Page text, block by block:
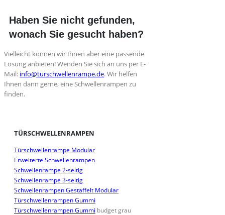
Haben Sie nicht gefunden,
wonach Sie gesucht haben?
Vielleicht können wir Ihnen aber eine passende
Lösung anbieten! Wenden Sie sich an uns per E-
Mail: info@turschwellenrampe.de. Wir helfen
Ihnen dann gerne, eine Schwellenrampen zu
finden.
TÜRSCHWELLENRAMPEN
Türschwellenrampe Modular
Erweiterte Schwellenrampen
Schwellenrampe 2-seitig
Schwellenrampe 3-seitig
Schwellenrampen Gestaffelt Modular
Türschwellenrampen Gummi
Türschwellenrampen Gummi budget grau